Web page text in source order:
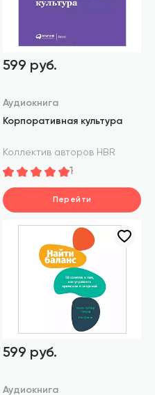
599 руб.
Аудиокнига
Корпоративная культура
Коллектив авторов HBR
1
Перейти
599 руб.
Аудиокнига